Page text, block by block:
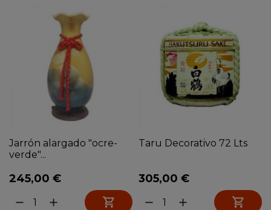
Jarrón alargado "ocre-
verde"...
245,00 €
remove add 
Taru Decorativo 72 Lts
305,00 €
remove add 